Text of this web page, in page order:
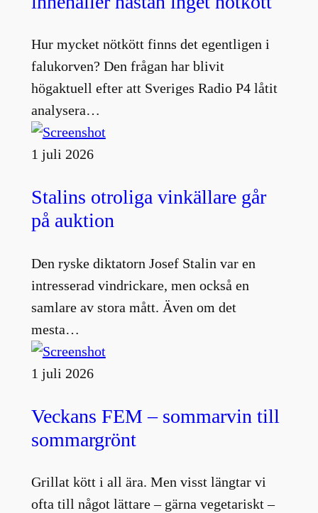
Hur mycket nötkött finns det egentligen i
falukorven? Den frågan har blivit
högaktuell efter att Sveriges Radio P4 låtit
analysera…
1 juli 2026
Stalins otroliga vinkällare går
på auktion
Den ryske diktatorn Josef Stalin var en
intresserad vindrickare, men också en
samlare av stora mått. Även om det
mesta…
1 juli 2026
Veckans FEM – sommarvin till
sommargrönt
Grillat kött i all ära. Men visst längtar vi
ofta till något lättare – gärna vegetariskt –